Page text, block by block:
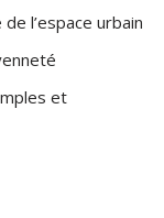
l’espace urbain
et